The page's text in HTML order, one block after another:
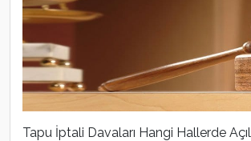
Tapu İptali Davaları Hangi Hallerde